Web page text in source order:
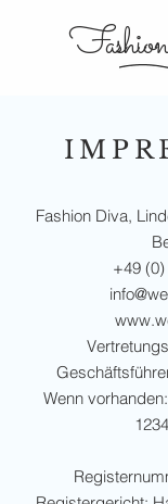
Fashion Diva,
+49
Wenn